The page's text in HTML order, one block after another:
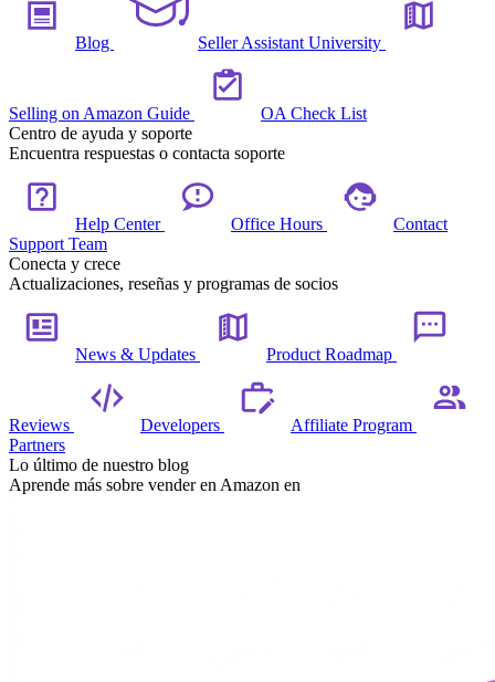
Blog Seller Assistant University
Selling on Amazon Guide
OA Check List
Centro de ayuda y soporte
Encuentra respuestas o contacta soporte
Help Center Office Hours
Contact
Support Team
Conecta y crece
Actualizaciones, reseñas y programas de socios
News & Updates Product Roadmap
Reviews Developers
Affiliate Program
Partners
Lo último de nuestro blog
Aprende más sobre vender en Amazon en